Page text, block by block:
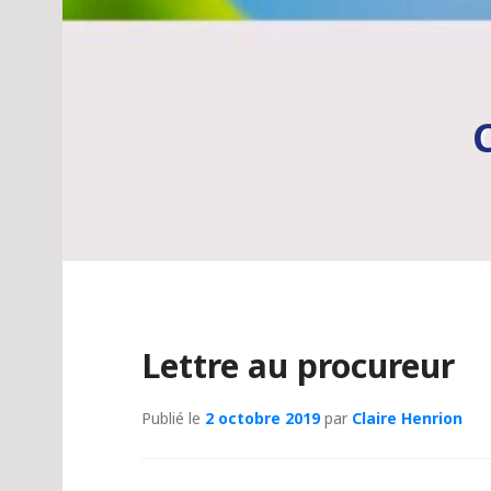
Lettre au procureur
Publié le 2 octobre 2019par Claire Henrion